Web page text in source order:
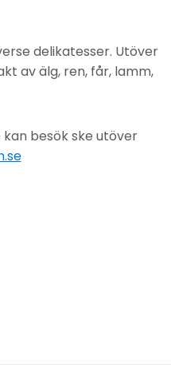
delikatesser. Utöver
av älg, ren, får, lamm,
besök ske utöver